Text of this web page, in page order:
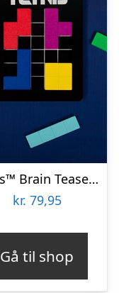
Tetris™ Brain Teaser Puzzle
kr. 79,95
Gå til shop